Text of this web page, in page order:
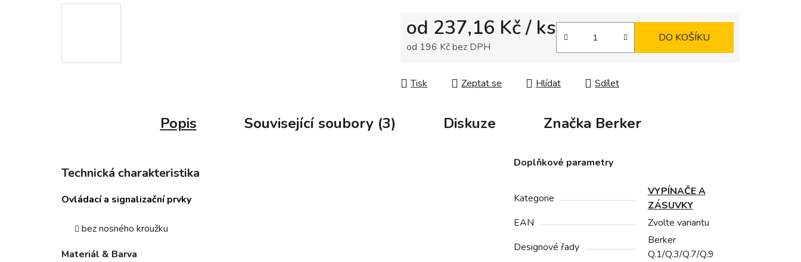
od 237,16 Kč/ ks
od 196 Kčbez DPH
DO KOŠÍKU
Tisk Zeptat se Hlídat Sdílet
Popis Související soubory (3) Diskuze Značka Berker
Technická charakteristika
Ovládací a signalizační prvky
bez nosného kroužku
Materiál & Barva
Doplňkové parametry
Kategorie
VYPÍNAČE A
ZÁSUVKY
EAN
Zvolte variantu
Designové řady
Berker
Q.1/Q.3/Q.7/Q.9